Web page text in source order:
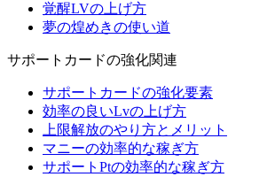
覚醒LVの上げ方
夢の煌めきの使い道
サポートカードの強化関連
サポートカードの強化要素
効率の良いLvの上げ方
上限解放のやり方とメリット
マニーの効率的な稼ぎ方
サポートPtの効率的な稼ぎ方